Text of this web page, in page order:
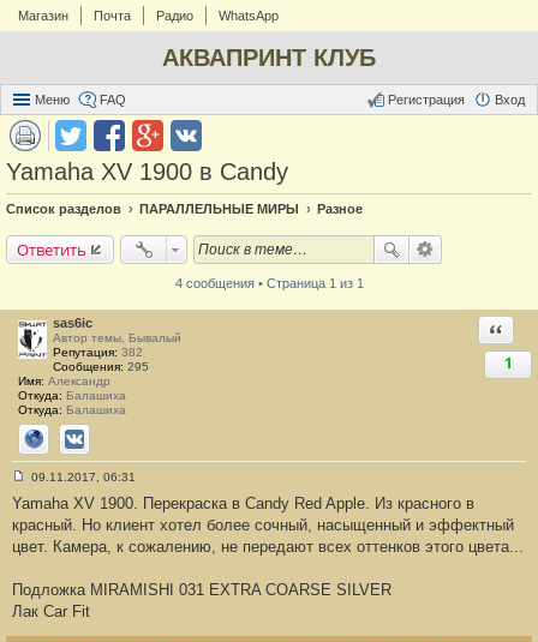
Магазин Почта Радио WhatsApp
АКВАПРИНТ КЛУБ
Меню FAQ Вход
Регистрация
Yamaha XV 1900 в Candy
Список разделов ПАРАЛЛЕЛЬНЫЕ МИРЫ Разное
Ответить
4 сообщения • Страница 1 из 1
sas6ic
Автор темы, Бывалый
Репутация: 382
Сообщения: 295
Имя: Александр
Откуда: Балашиха
Откуда: Балашиха
СайтВКонтакте
1
о
б
щ
и
е
#
09.11.2017, 06:31
Yamaha XV 1900. Перекраска в Candy Red Apple. Из красного в
красный. Но клиент хотел более сочный, насыщенный и эффектный
цвет. Камера, к сожалению, не передают всех оттенков этого цвета...
Подложка MIRAMISHI 031 EXTRA COARSE SILVER
Лак Car Fit